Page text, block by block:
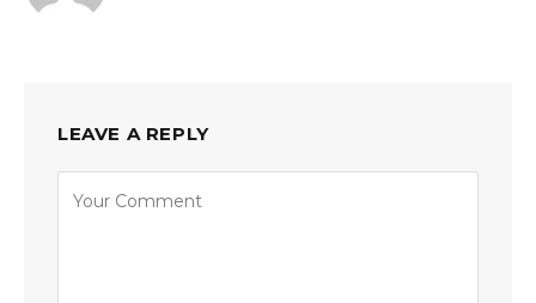
LEAVE A REPLY